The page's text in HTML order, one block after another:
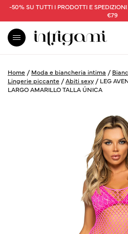
-50% SU TUTTI I PRODOTTI E
€79
Home / Moda e biancheria intima /
Lingerie piccante /Abiti sexy / LEG
LARGO AMARILLO TALLA ÚNICA